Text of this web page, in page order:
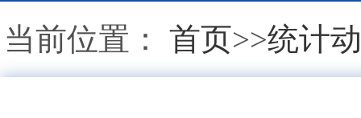
当前位置： 首页>>统计